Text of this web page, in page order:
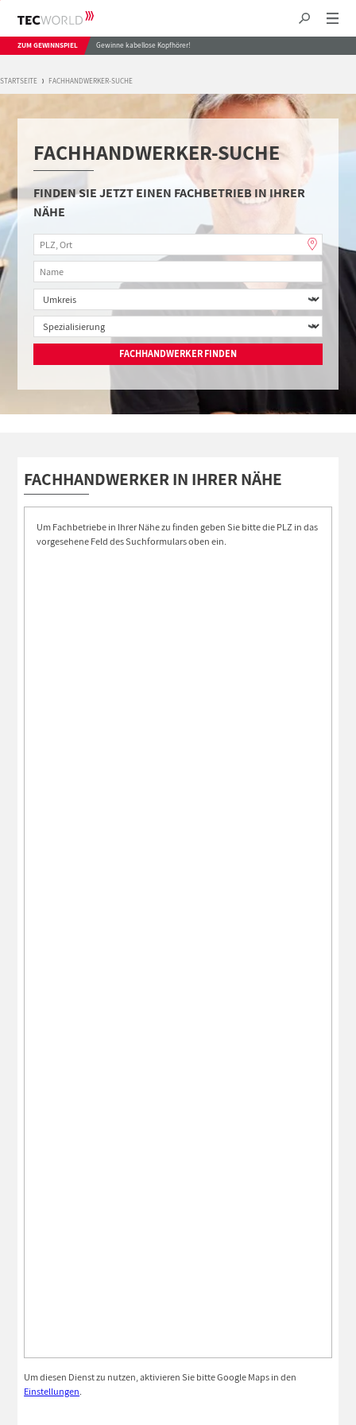
ZUM GEWINNSPIEL Gewinne kabellose Kopfhörer!
STARTSEITE FACHHANDWERKER-SUCHE
FACHHANDWERKER-SUCHE
FINDEN SIE JETZT EINEN FACHBETRIEB IN IHRER
NÄHE
FACHHANDWERKER FINDEN
FACHHANDWERKER IN IHRER NÄHE
Um Fachbetriebe in Ihrer Nähe zu finden geben Sie bitte die PLZ in das
vorgesehene Feld des Suchformulars oben ein.
Um diesen Dienst zu nutzen, aktivieren Sie bitte Google Maps in den
Einstellungen.